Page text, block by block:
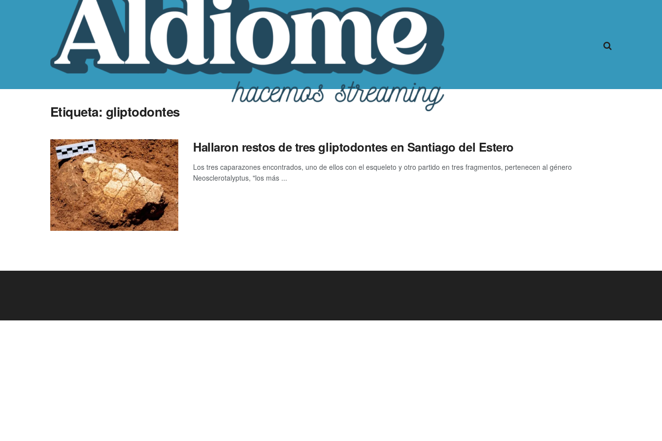
Etiqueta: gliptodontes
Hallaron restos de tres gliptodontes en Santiago del Estero
Los tres caparazones encontrados, uno de ellos con el esqueleto y otro partido en tres fragmentos, pertenecen al género
Neosclerotalyptus, "los más ...